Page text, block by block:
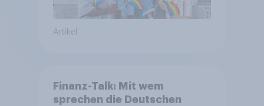
Artikel
Finanz-Talk: Mit wem
sprechen die Deutschen